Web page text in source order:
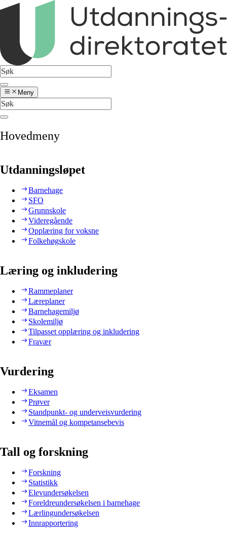
Meny
Hovedmeny
Utdanningsløpet
Barnehage
SFO
Grunnskole
Videregående
Opplæring for voksne
Folkehøgskole
Læring og inkludering
Rammeplaner
Læreplaner
Barnehagemiljø
Skolemiljø
Tilpasset opplæring og inkludering
Fravær
Vurdering
Eksamen
Prøver
Standpunkt- og underveisvurdering
Vitnemål og kompetansebevis
Tall og forskning
Forskning
Statistikk
Elevundersøkelsen
Foreldreundersøkelsen i barnehage
Lærlingundersøkelsen
Innrapportering